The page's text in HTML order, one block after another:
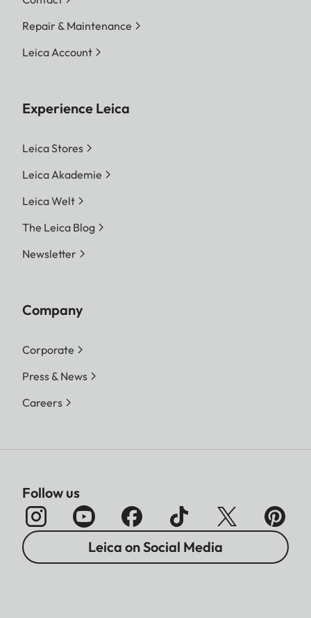
Repair & Maintenance
Leica Account
Experience Leica
Leica Stores
Leica Akademie
Leica Welt
The Leica Blog
Newsletter
Company
Corporate
Press & News
Careers
Follow us
Leica on Social Media